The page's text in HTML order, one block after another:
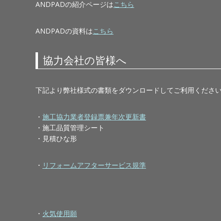
ANDPADの紹介ページはこちら
ANDPADの資料はこちら
協力会社の皆様へ
下記より弊社様式の書類をダウンロードしてご利用くださ
・ 施工協力業者登録票兼年次更新書
・施工品質管理シート
・見積ひな形
・ リフォームアフターサービス規準
・ 火気使用願